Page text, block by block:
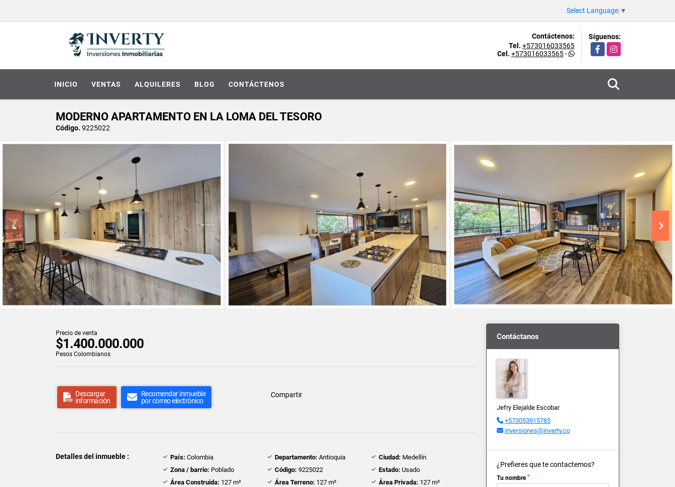
Select Language ▼
Contáctenos:
Tel. +573016033565
Cel. +573016033565-
Síguenos:
FacebookInstagram
INICIO VENTAS ALQUILERES BLOG CONTÁCTENOS
MODERNO APARTAMENTO EN LA LOMA DEL TESORO
Código. 9225022
Precio de venta
$1.400.000.000
Pesos Colombianos
Descargar
información
Recomendar inmueble
por correo electrónico
Compartir
Detalles del inmueble : País: Colombia Departamento: Antioquia Ciudad: Medellín
Zona / barrio: Poblado Código: 9225022 Estado: Usado
Área Construida: 127 m² Área Terreno: 127 m² Área Privada: 127 m²
Contáctanos
Jefry Elejalde Escobar
+573053915785
inversiones@inverty.co
¿Prefieres que te contactemos?
Tu nombre *